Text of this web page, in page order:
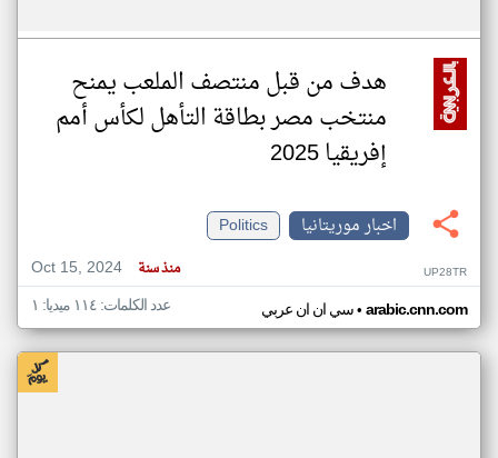
هدف من قبل منتصف الملعب يمنح
منتخب مصر بطاقة التأهل لكأس أمم
إفريقيا 2025
اخبار موريتانيا
Politics
Oct 15, 2024
منذ سنة UP28TR
سي ان ان عربي• arabic.cnn.com عدد الكلمات: ١١٤ ميديا: ١